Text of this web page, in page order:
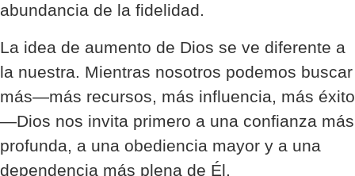
abundancia de la fidelidad.
La idea de aumento de Dios se ve diferente a
la nuestra. Mientras nosotros podemos buscar
más—más recursos, más influencia, más éxito
—Dios nos invita primero a una confianza más
profunda, a una obediencia mayor y a una
dependencia más plena de Él.